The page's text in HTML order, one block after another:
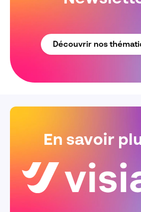
Découvrir nos
En savoir